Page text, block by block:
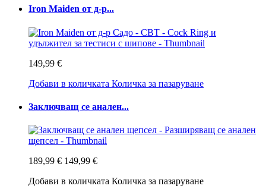
Iron Maiden от д-р...
149,99 €
Добави в количката Количка за пазаруване
Заключващ се анален...
189,99 € 149,99 €
Добави в количката Количка за пазаруване